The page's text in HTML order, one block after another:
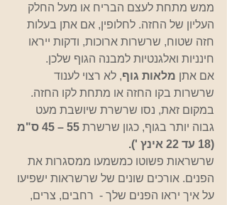
ממש מתחת לעצם הבריח או מעל החלק
העליון של החזה. לחלופין, אם אתן בעלות
חזה שטוח, שרשרות ארוכות, ודקות ייראו
חינניות ואלגנטיות למבנה הגוף שלכן.
אם אתן מלאות גוף, לא רצוי לענוד
שרשרות בקו החזה או מתחת לקו החזה.
במקום זאת, נסו שרשרת שיושבת מעט
גבוה יותר בגוף, כגון שרשרת
55 – 45 ס"מ
(18 עד 22 אינץ ').
שרשראות פשוטו כמשמעו ממסגרות את
הפנים. אורכים שונים של שרשראות ישפיעו
על איך יראו הפנים שלך -  רחבים, צרים,